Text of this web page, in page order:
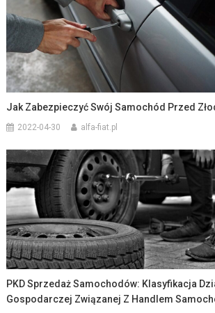
Jak Zabezpieczyć Swój Samochód Przed
2022-04-30 alfa-fiat.pl
PKD Sprzedaż Samochodów: Klasyfikacja
Gospodarczej Związanej Z Handlem